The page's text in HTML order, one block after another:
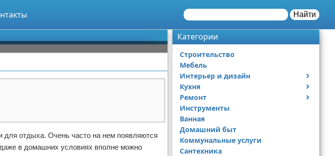
Найти
для отдыха. Очень часто на нем появляются
в домашних условиях вполне можно
Категории
Строительство
Мебель
Интерьер и дизайн
Дизайн дачи
Дизайн квартиры
Кухня
Посуда
Ремонт
Ремонт дачи
Ремонт квартиры
Инструменты
Ванная
Домашний быт
Коммунальные услуги
Сантехника